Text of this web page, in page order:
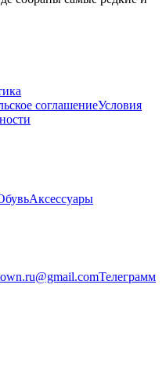
соглашениеУсловия
Аксессуары
Телеграмм